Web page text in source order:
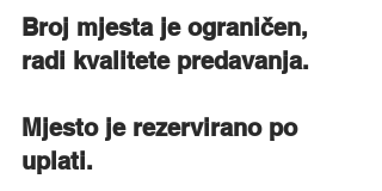
Broj mjesta je ograničen,
radi kvalitete predavanja.
Mjesto je rezervirano po
uplati.